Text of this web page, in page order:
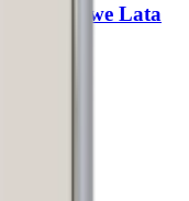
Losowe Lata